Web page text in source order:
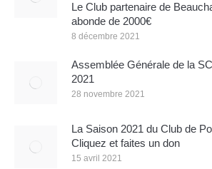
Le Club partenaire de
abonde de 2000€
8 décembre 2021
Assemblée Générale de la
2021
28 novembre 2021
La Saison 2021 du Club de
Cliquez et faites un don
15 avril 2021